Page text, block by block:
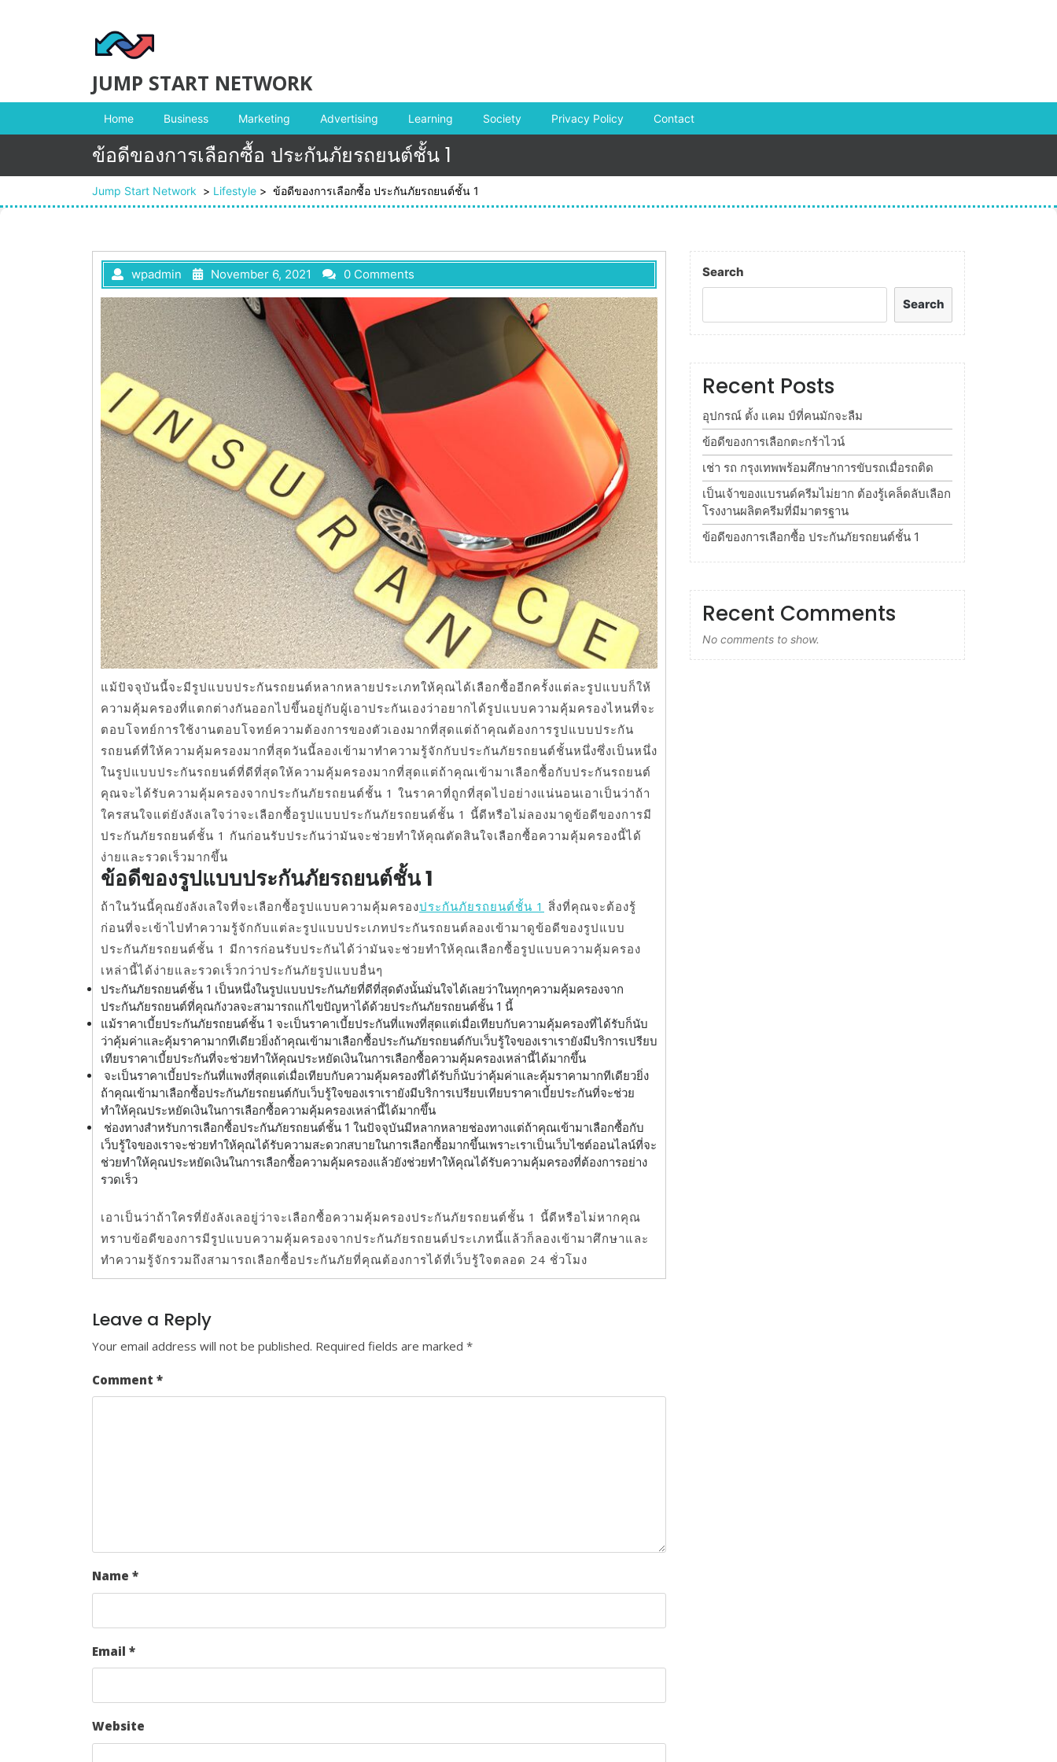
JUMP START NETWORK
Home Business Marketing Advertising Learning Society Privacy Policy Contact
ข้อดีของการเลือกซื้อ ประกันภัยรถยนต์ชั้น 1
Jump Start Network > Lifestyle > ข้อดีของการเลือกซื้อ ประกันภัยรถยนต์ชั้น 1
wpadmin November 6, 2021 0 Comments
แม้ปัจจุบันนี้จะมีรูปแบบประกันรถยนต์หลากหลายประเภทให้คุณได้เลือกซื้ออีกครั้งแต่ละรูปแบบก็ให้
ความคุ้มครองที่แตกต่างกันออกไปขึ้นอยู่กับผู้เอาประกันเองว่าอยากได้รูปแบบความคุ้มครองไหนที่จะ
ตอบโจทย์การใช้งานตอบโจทย์ความต้องการของตัวเองมากที่สุดแต่ถ้าคุณต้องการรูปแบบประกัน
รถยนต์ที่ให้ความคุ้มครองมากที่สุดวันนี้ลองเข้ามาทำความรู้จักกับประกันภัยรถยนต์ชั้นหนึ่งซึ่งเป็นหนึ่ง
ในรูปแบบประกันรถยนต์ที่ดีที่สุดให้ความคุ้มครองมากที่สุดแต่ถ้าคุณเข้ามาเลือกซื้อกับประกันรถยนต์
คุณจะได้รับความคุ้มครองจากประกันภัยรถยนต์ชั้น 1 ในราคาที่ถูกที่สุดไปอย่างแน่นอนเอาเป็นว่าถ้า
ใครสนใจแต่ยังลังเลใจว่าจะเลือกซื้อรูปแบบประกันภัยรถยนต์ชั้น 1 นี้ดีหรือไม่ลองมาดูข้อดีของการมี
ประกันภัยรถยนต์ชั้น 1 กันก่อนรับประกันว่ามันจะช่วยทำให้คุณตัดสินใจเลือกซื้อความคุ้มครองนี้ได้
ง่ายและรวดเร็วมากขึ้น
ข้อดีของรูปแบบประกันภัยรถยนต์ชั้น 1
ถ้าในวันนี้คุณยังลังเลใจที่จะเลือกซื้อรูปแบบความคุ้มครองประกันภัยรถยนต์ชั้น 1 สิ่งที่คุณจะต้องรู้
ก่อนที่จะเข้าไปทำความรู้จักกับแต่ละรูปแบบประเภทประกันรถยนต์ลองเข้ามาดูข้อดีของรูปแบบ
ประกันภัยรถยนต์ชั้น 1 มีการก่อนรับประกันได้ว่ามันจะช่วยทำให้คุณเลือกซื้อรูปแบบความคุ้มครอง
เหล่านี้ได้ง่ายและรวดเร็วกว่าประกันภัยรูปแบบอื่นๆ
ประกันภัยรถยนต์ชั้น 1 เป็นหนึ่งในรูปแบบประกันภัยที่ดีที่สุดดังนั้นมั่นใจได้เลยว่าในทุกๆความคุ้มครองจาก
ประกันภัยรถยนต์ที่คุณกังวลจะสามารถแก้ไขปัญหาได้ด้วยประกันภัยรถยนต์ชั้น 1 นี้
แม้ราคาเบี้ยประกันภัยรถยนต์ชั้น 1 จะเป็นราคาเบี้ยประกันที่แพงที่สุดแต่เมื่อเทียบกับความคุ้มครองที่ได้รับก็นับ
ว่าคุ้มค่าและคุ้มราคามากทีเดียวยิ่งถ้าคุณเข้ามาเลือกซื้อประกันภัยรถยนต์กับเว็บรู้ใจของเราเรายังมีบริการเปรียบ
เทียบราคาเบี้ยประกันที่จะช่วยทำให้คุณประหยัดเงินในการเลือกซื้อความคุ้มครองเหล่านี้ได้มากขึ้น
จะเป็นราคาเบี้ยประกันที่แพงที่สุดแต่เมื่อเทียบกับความคุ้มครองที่ได้รับก็นับว่าคุ้มค่าและคุ้มราคามากทีเดียวยิ่ง
ถ้าคุณเข้ามาเลือกซื้อประกันภัยรถยนต์กับเว็บรู้ใจของเราเรายังมีบริการเปรียบเทียบราคาเบี้ยประกันที่จะช่วย
ทำให้คุณประหยัดเงินในการเลือกซื้อความคุ้มครองเหล่านี้ได้มากขึ้น
ช่องทางสำหรับการเลือกซื้อประกันภัยรถยนต์ชั้น 1 ในปัจจุบันมีหลากหลายช่องทางแต่ถ้าคุณเข้ามาเลือกซื้อกับ
เว็บรู้ใจของเราจะช่วยทำให้คุณได้รับความสะดวกสบายในการเลือกซื้อมากขึ้นเพราะเราเป็นเว็บไซต์ออนไลน์ที่จะ
ช่วยทำให้คุณประหยัดเงินในการเลือกซื้อความคุ้มครองแล้วยังช่วยทำให้คุณได้รับความคุ้มครองที่ต้องการอย่าง
รวดเร็ว
เอาเป็นว่าถ้าใครที่ยังลังเลอยู่ว่าจะเลือกซื้อความคุ้มครองประกันภัยรถยนต์ชั้น 1 นี้ดีหรือไม่หากคุณ
ทราบข้อดีของการมีรูปแบบความคุ้มครองจากประกันภัยรถยนต์ประเภทนี้แล้วก็ลองเข้ามาศึกษาและ
ทำความรู้จักรวมถึงสามารถเลือกซื้อประกันภัยที่คุณต้องการได้ที่เว็บรู้ใจตลอด 24 ชั่วโมง
Leave a Reply
Your email address will not be published. Required fields are marked *
Comment *
Name *
Email *
Website
Search
Search
Recent Posts
อุปกรณ์ ตั้ง แคม ป์ที่คนมักจะลืม
ข้อดีของการเลือกตะกร้าไวน์
เช่า รถ กรุงเทพพร้อมศึกษาการขับรถเมื่อรถติด
เป็นเจ้าของแบรนด์ครีมไม่ยาก ต้องรู้เคล็ดลับเลือก
โรงงานผลิตครีมที่มีมาตรฐาน
ข้อดีของการเลือกซื้อ ประกันภัยรถยนต์ชั้น 1
Recent Comments
No comments to show.